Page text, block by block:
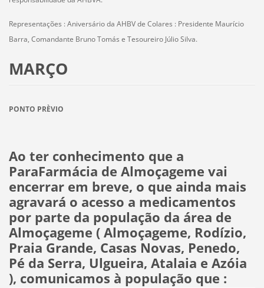
Representações : Aniversário da AHBV de Colares : Presidente Maurício
Barra, Comandante Bruno Tomás e Tesoureiro Júlio Silva.
MARÇO
PONTO PRÈVIO
Ao ter conhecimento que a
ParaFarmácia de Almoçageme vai
encerrar em breve, o que ainda mais
agravará o acesso a medicamentos
por parte da população da área de
Almoçageme ( Almoçageme, Rodízio,
Praia Grande, Casas Novas, Penedo,
Pé da Serra, Ulgueira, Atalaia e Azóia
), comunicamos à população que :